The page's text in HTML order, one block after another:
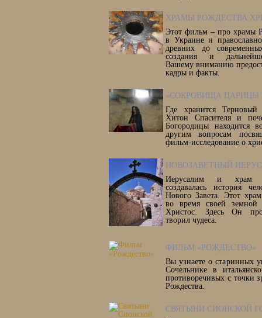
ХРАМЫ РОЖДЕСТВА
Этот фильм – про храмы
в Украине и
древних до
создания и
Вашему вниманию
кадры и факты.
«СОКРОВИЩА ЦАРИЦЫ
Где хранится
Хитон Спасителя и
Богородицы находится
другим вопросам
фильм-исследование о
НОВОЗАВЕТНЫЙ
Иерусалим и храм
создавалась история
Нового Завета. Этот
во время своей
Христос. Здесь Он
творил чудеса.
ФИЛЬМ «РОЖДЕСТВО»
Вы узнаете о старинных
Сочельнике в
противоречивых с точки
Рождества.
СВЯТЫНИ СИОНСКОЙ